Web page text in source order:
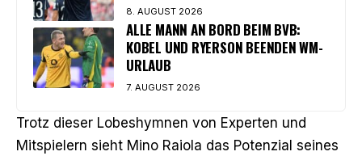
8. AUGUST 2026
ALLE MANN AN BORD BEIM BVB:
KOBEL UND RYERSON BEENDEN WM-
URLAUB
7. AUGUST 2026
Trotz dieser Lobeshymnen von Experten und
Mitspielern sieht Mino Raiola das Potenzial seines